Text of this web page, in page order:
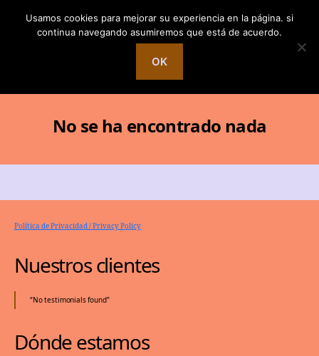
Energy
No se ha encontrado nada
Política de Privacidad / Privacy Policy
Nuestros clientes
No testimonials found
Dónde estamos
Usamos cookies para mejorar su experiencia en la página. si
continua navegando asumiremos que está de acuerdo.
OK